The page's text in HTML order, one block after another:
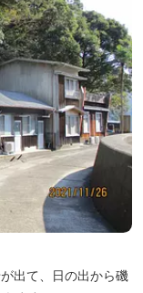
出て、日の出から磯